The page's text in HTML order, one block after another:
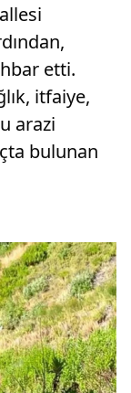
etti.
itfaiye,
arazi
bulunan